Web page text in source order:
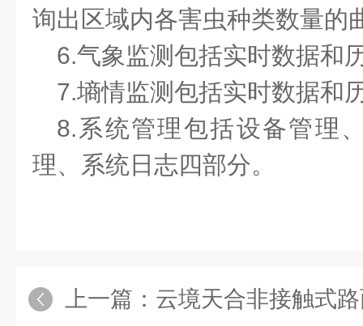
询出区域内各害虫种类数量的
6.气象监测包括实时数据和
7.墒情监测包括实时数据和
8.系统管理包括设备管理
理、系统日志四部分。
上一篇： 云境天合非接触式路面传感器功能：能